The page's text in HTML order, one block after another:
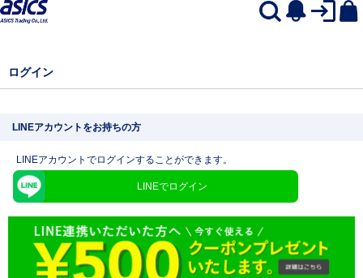
ログイン
LINEアカウントをお持ちの方
LINEアカウントでログインすることができます。
LINEでログイン